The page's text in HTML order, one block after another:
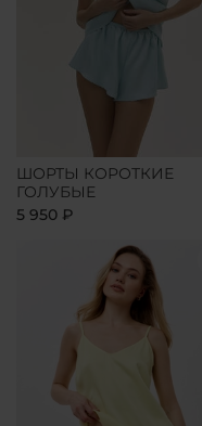
ШОРТЫ КОРОТКИЕ
ГОЛУБЫЕ
5 950 ₽